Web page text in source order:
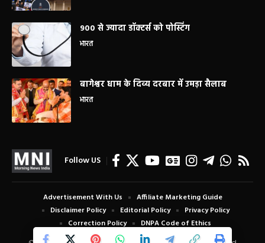
900 से ज्यादा डॉक्टर्स को पोस्टिंग
भारत
बागेश्वर धाम के दिव्य दरबार में उमड़ा सैलाब
भारत
Follow US
Advertisement With Us
Affiliate Marketing Guide
Disclaimer Policy
Editorial Policy
Privacy Policy
Correction Policy
DNPA Code of Ethics